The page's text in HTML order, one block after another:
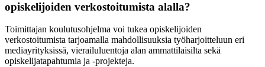
opiskelijoiden verkostoitumista alalla?
Toimittajan koulutusohjelma voi tukea opiskelijoiden
verkostoitumista tarjoamalla mahdollisuuksia työharjoitteluun eri
mediayrityksissä, vierailuluentoja alan ammattilaisilta sekä
opiskelijatapahtumia ja -projekteja.